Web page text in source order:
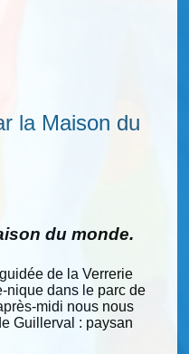
la Maison du
du monde.
de la Verrerie
nique dans le parc de
midi nous nous
Guillerval : paysan